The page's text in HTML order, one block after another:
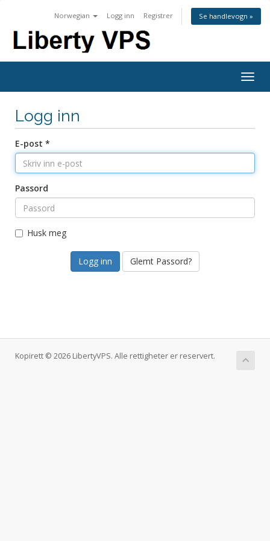
Norwegian Logg inn Registrer Se handlevogn »
Logg inn
E-post *
Passord
Husk meg
Glemt Passord?
Kopirett © 2026 LibertyVPS. Alle rettigheter er reservert.